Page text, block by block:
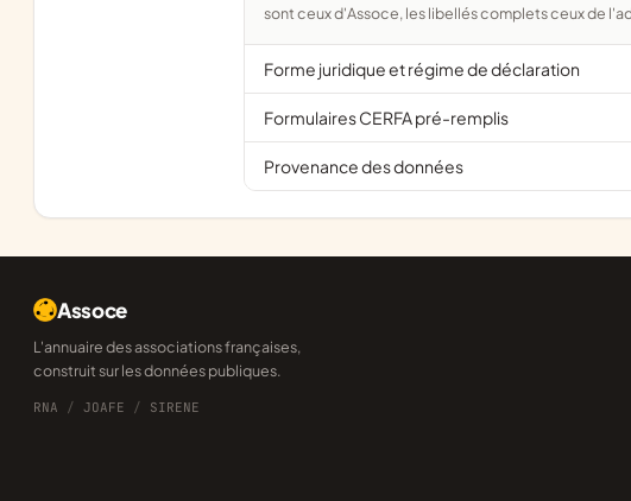
sont ceux d'Assoce, les libellés complets ceux de
Forme juridique et régime de déclaration
Formulaires CERFA pré-remplis
Provenance des données
Assoce
L'annuaire des associations françaises,
construit sur les données publiques.
RNA / JOAFE / SIRENE